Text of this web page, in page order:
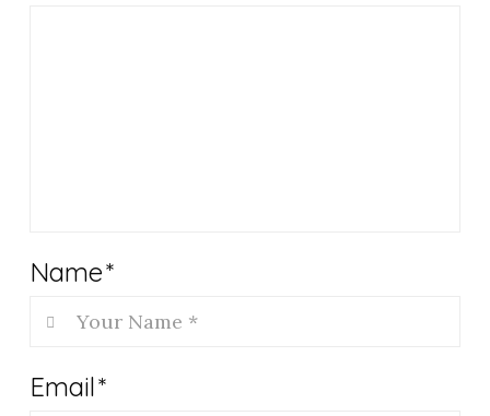
Name*
Email*